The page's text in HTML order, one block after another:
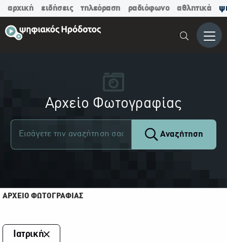
αρχική ειδήσεις τηλεόραση ραδιόφωνο αθλητικά
Μενού
Αρχείο Φωτογραφίας
Αναζήτηση
ΑΡΧΕΙΟ ΦΩΤΟΓΡΑΦΙΑΣ
Ιατρική